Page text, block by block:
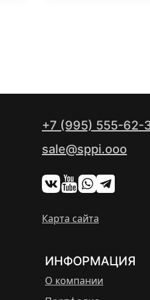
+7 (995) 555-62-
sale@sppi.ooo
Карта сайта
ИНФОРМАЦИЯ
О компании